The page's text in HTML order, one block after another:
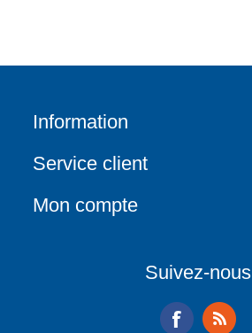
Information
Service client
Mon compte
Suivez-nous